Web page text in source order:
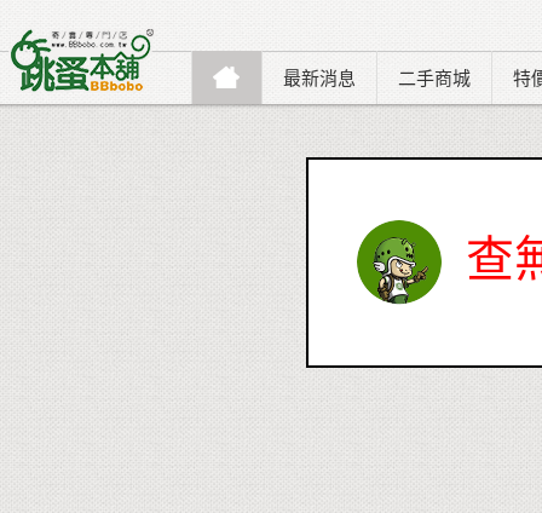
最新消息 二手商城 特
查